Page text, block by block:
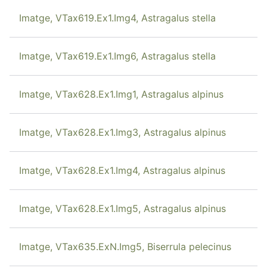
Imatge, VTax619.Ex1.Img4, Astragalus stella
Imatge, VTax619.Ex1.Img6, Astragalus stella
Imatge, VTax628.Ex1.Img1, Astragalus alpinus
Imatge, VTax628.Ex1.Img3, Astragalus alpinus
Imatge, VTax628.Ex1.Img4, Astragalus alpinus
Imatge, VTax628.Ex1.Img5, Astragalus alpinus
Imatge, VTax635.ExN.Img5, Biserrula pelecinus